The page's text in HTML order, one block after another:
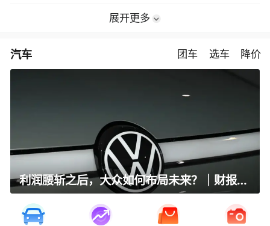
展开更多
汽车 团车 选车 降价
利润腰斩之后，大众如何布局未来？｜财报全视角